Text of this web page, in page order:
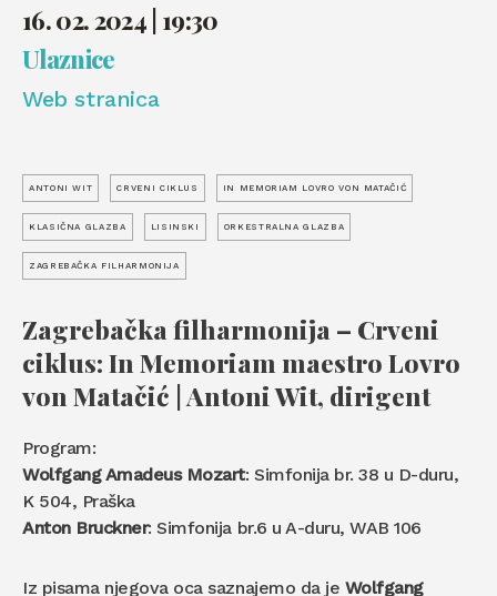
16. 02. 2024 | 19:30
Ulaznice
Web stranica
ANTONI WIT CRVENI CIKLUS IN MEMORIAM LOVRO VON MATAČIĆ
KLASIČNA GLAZBA LISINSKI ORKESTRALNA GLAZBA
ZAGREBAČKA FILHARMONIJA
Zagrebačka filharmonija – Crveni
ciklus: In Memoriam maestro Lovro
von Matačić | Antoni Wit, dirigent
Program:
Wolfgang Amadeus Mozart: Simfonija br. 38 u D-duru,
K 504, Praška
Anton Bruckner: Simfonija br.6 u A-duru, WAB 106
Iz pisama njegova oca saznajemo da je Wolfgang